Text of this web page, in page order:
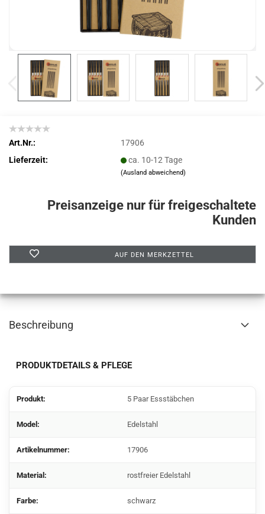
Art.Nr.:
17906
Lieferzeit:
ca. 10-12 Tage
(Ausland abweichend)
Preisanzeige nur für freigeschaltete
Kunden
AUF DEN MERKZETTEL
Beschreibung
PRODUKTDETAILS & PFLEGE
Produkt: 5 Paar Essstäbchen
Model: Edelstahl
Artikelnummer: 17906
Material: rostfreier Edelstahl
Farbe: schwarz